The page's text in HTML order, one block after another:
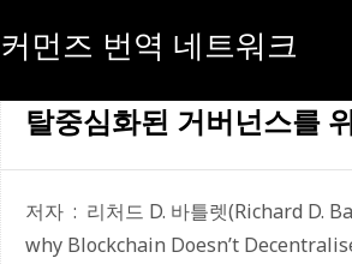
커먼즈 번역 네트워크
[태그:]탈중심화된 거버넌스
탈중심화된 거버넌스를
저자 : 리처드 D. 바틀렛(Richard D.
why Blockchain Doesn’t